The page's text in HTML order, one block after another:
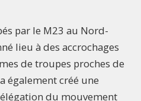
par le M23 au Nord-
lieu à des accrochages
de troupes proches de
également créé une
du mouvement